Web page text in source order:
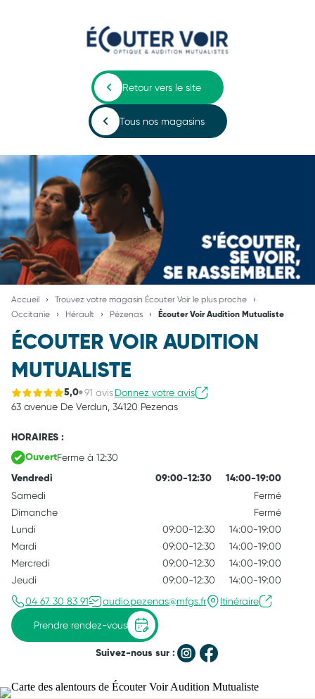
Retour vers le site
Tous nos magasins
Accueil
Trouvez votre magasin Écouter Voir le plus proche
Occitanie
Hérault Pézenas Écouter Voir Audition Mutualiste
ÉCOUTER VOIR AUDITION
MUTUALISTE
5,0 91 avisDonnez votre avis
63 avenue De Verdun, 34120 Pezenas
HORAIRES :
OuvertFerme à 12:30
Vendredi 09:00-12:30 14:00-19:00
Samedi
Fermé
Dimanche
Fermé
Lundi
09:00-12:30
14:00-19:00
Mardi
09:00-12:30
14:00-19:00
Mercredi
09:00-12:30
14:00-19:00
Jeudi
09:00-12:30
14:00-19:00
04 67 30 83 91
audio.pezenas@mfgs.fr Itinéraire
Prendre rendez-vous
Suivez-nous sur :